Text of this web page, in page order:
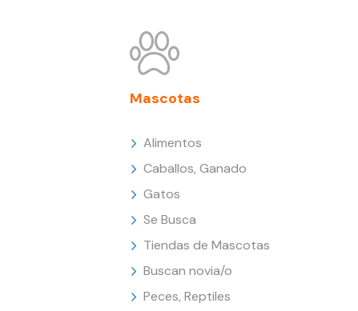
Mascotas
Alimentos
Caballos, Ganado
Gatos
Se Busca
Tiendas de Mascotas
Buscan novia/o
Peces, Reptiles